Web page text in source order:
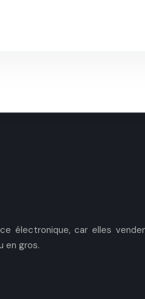
électronique, car elles
en gros.